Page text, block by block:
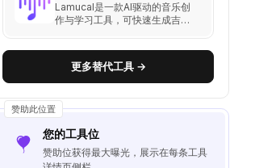
Lamucal是一款AI驱动的音乐创
作与学习工具，可快速生成吉他
转换为和弦与乐谱。
更多替代工具 →
赞助此位置
您的工具位
赞助位获得最大曝光，展示在每条工具